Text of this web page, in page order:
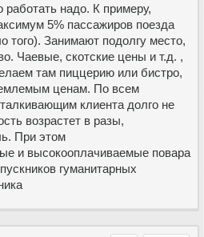
работать надо. К примеру,
5% пассажиров поезда
того). Занимают подолгу место,
Чаевые, скотские цены и т.д. ,
там пиццерию или бистро,
ценам. По всем
клиента долго не
возрастет в разы,
При этом
и высокооплачиваемые повара
гуманитарных